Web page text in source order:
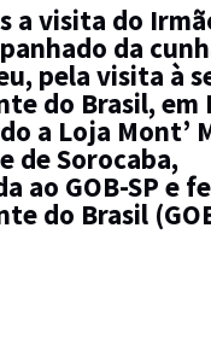
a visita do
da
pela visita à
do Brasil, em
a Loja Mont’
de Sorocaba,
ao GOB-SP e
do Brasil